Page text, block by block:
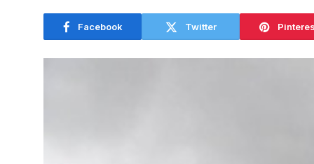
Facebook Twitter